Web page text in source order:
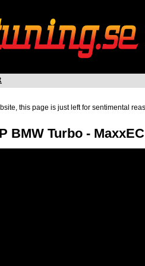
this page is just left for sentimental
BMW Turbo -